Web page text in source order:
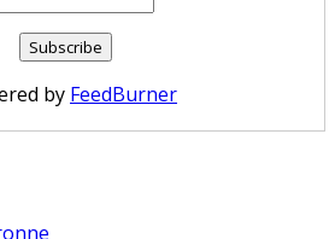
by FeedBurner